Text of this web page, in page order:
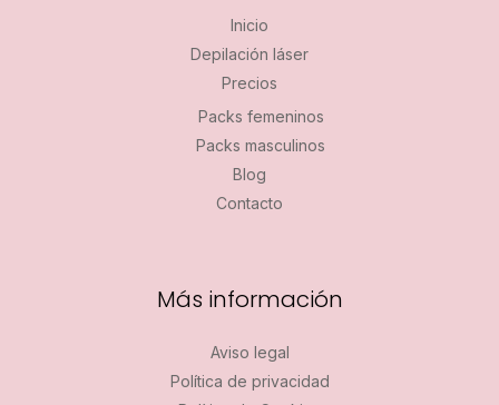
Inicio
Depilación láser
Precios
Packs femeninos
Packs masculinos
Blog
Contacto
Más información
Aviso legal
Política de privacidad